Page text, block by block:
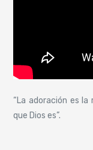
“La adoración es
que Dios es”.